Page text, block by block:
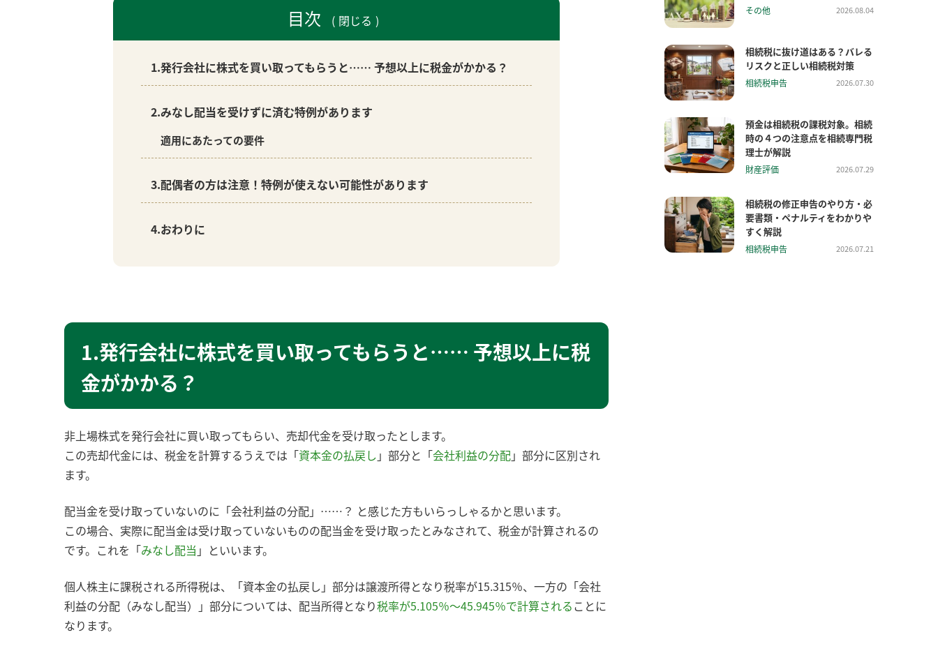
目次 閉じる
1.発行会社に株式を買い取ってもらうと…… 予想以上に税金がかかる？
2.みなし配当を受けずに済む特例があります
適用にあたっての要件
3.配偶者の方は注意！特例が使えない可能性があります
4.おわりに
1.発行会社に株式を買い取ってもらうと…… 予想以上に税
金がかかる？
非上場株式を発行会社に買い取ってもらい、売却代金を受け取ったとします。
この売却代金には、税金を計算するうえでは「資本金の払戻し 」部分と「会社利益の分配」部分に区別され
ます。
配当金を受け取っていないのに「会社利益の分配」……？ と感じた方もいらっしゃるかと思います。
この場合、実際に配当金は受け取っていないものの配当金を受け取ったとみなされて、税金が計算されるの
です。これを「みなし配当 」といいます。
個人株主に課税される所得税は、「資本金の払戻し」部分は譲渡所得となり税率が15.315％、一方の「会社
利益の分配（みなし配当）」部分については、配当所得となり税率が5.105％～45.945％で計算されることに
なります。
2026.08.04
その他
相続税に抜け道はある？バレる
リスクと正しい相続税対策
2026.07.30
相続税申告
預金は相続税の課税対象。相続
時の４つの注意点を相続専門税
理士が解説
2026.07.29
財産評価
相続税の修正申告のやり方・必
要書類・ペナルティをわかりや
すく解説
2026.07.21
相続税申告